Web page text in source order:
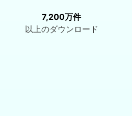
7,200万件
以上のダウンロード